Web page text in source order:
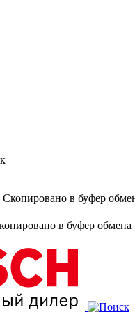
Скопировано в буфер
в буфер обмена